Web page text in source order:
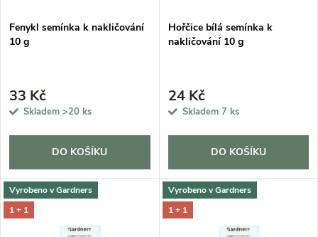
p
o
d
u
k
s
p
r
o
d
u
Fenykl semínka k nakličování
10 g
33 Kč
Skladem >20 ks
DO KOŠÍKU
Hořčice bílá semínka k
nakličování 10 g
24 Kč
Skladem 7 ks
DO KOŠÍKU
Vyrobeno v Gardners
1 + 1
Vyrobeno v Gardners
1 + 1